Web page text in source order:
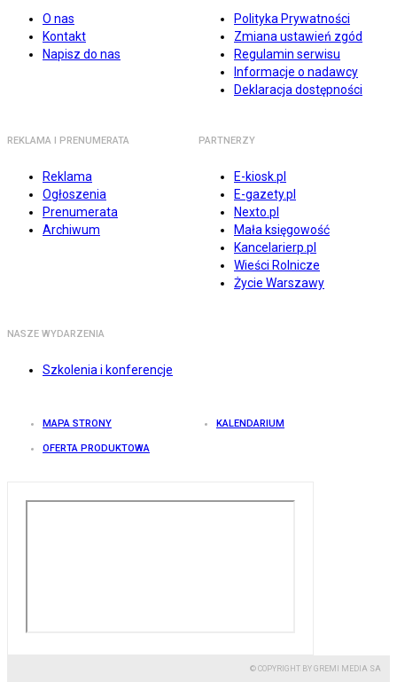
O nas
Kontakt
Napisz do nas
Polityka Prywatności
Zmiana ustawień zgód
Regulamin serwisu
Informacje o nadawcy
Deklaracja dostępności
REKLAMA I PRENUMERATA
Reklama
Ogłoszenia
Prenumerata
Archiwum
PARTNERZY
E-kiosk.pl
E-gazety.pl
Nexto.pl
Mała księgowość
Kancelarierp.pl
Wieści Rolnicze
Życie Warszawy
NASZE WYDARZENIA
Szkolenia i konferencje
MAPA STRONY KALENDARIUM
OFERTA PRODUKTOWA
© COPYRIGHT BY GREMI MEDIA SA